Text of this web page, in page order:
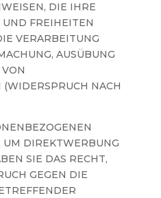
DIE IHRE
UND FREIHEITEN
VERARBEITUNG
AUSÜBUNG
(WIDERSPRUCH NACH
DIREKTWERBUNG
SIE DAS RECHT,
GEGEN DIE